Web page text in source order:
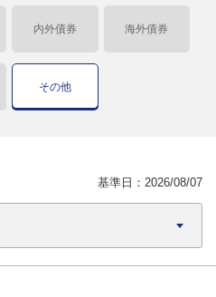
内外債券 海外債券
その他
基準日： 2026/08/07